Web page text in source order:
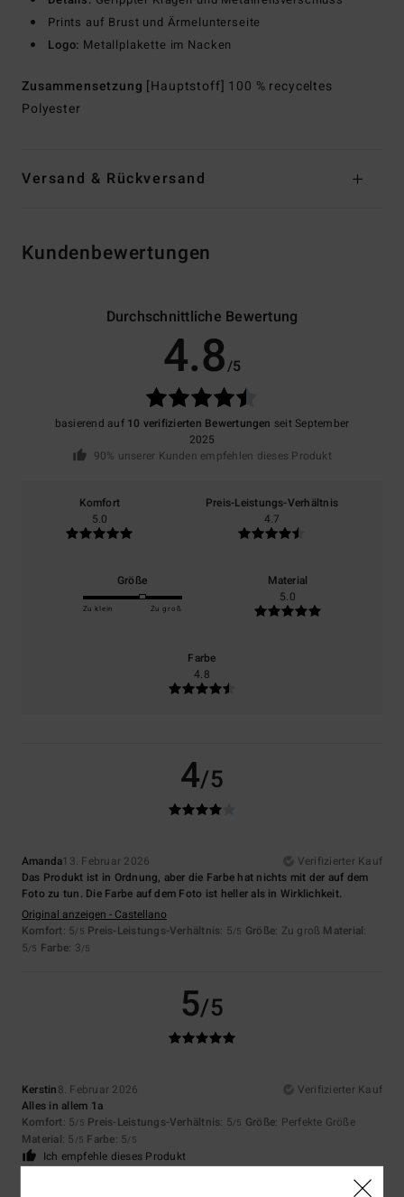
Prints auf Brust und Ärmelunterseite
Logo: Metallplakette im Nacken
Zusammensetzung [Hauptstoff] 100 % recyceltes
Polyester
Versand & Rückversand
Kundenbewertungen
Durchschnittliche Bewertung
4.8/5
basierend auf 10 verifizierten Bewertungen seit September
2025
90% unserer Kunden empfehlen dieses Produkt
Komfort
5.0
Preis-Leistungs-Verhältnis
4.7
Größe
Zu klein Zu groß
Material
5.0
Farbe
4.8
4/5
Amanda13. Februar 2026
Verifizierter Kauf
Das Produkt ist in Ordnung, aber die Farbe hat nichts mit der auf dem
Foto zu tun. Die Farbe auf dem Foto ist heller als in Wirklichkeit.
Original anzeigen - Castellano
Komfort: 5/5 Preis-Leistungs-Verhältnis: 5/5 Größe: Zu groß Material:
5/5 Farbe: 3/5
5/5
Kerstin8. Februar 2026
Verifizierter Kauf
Alles in allem 1a
Komfort: 5/5 Preis-Leistungs-Verhältnis: 5/5 Größe: Perfekte Größe
Material: 5 /5 Farbe: 5/5
Ich empfehle dieses Produkt